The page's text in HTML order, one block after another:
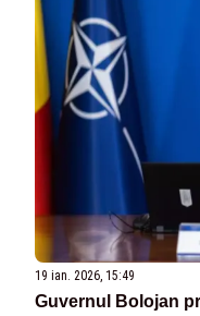
19 ian. 2026, 15:49
Guvernul Bolojan